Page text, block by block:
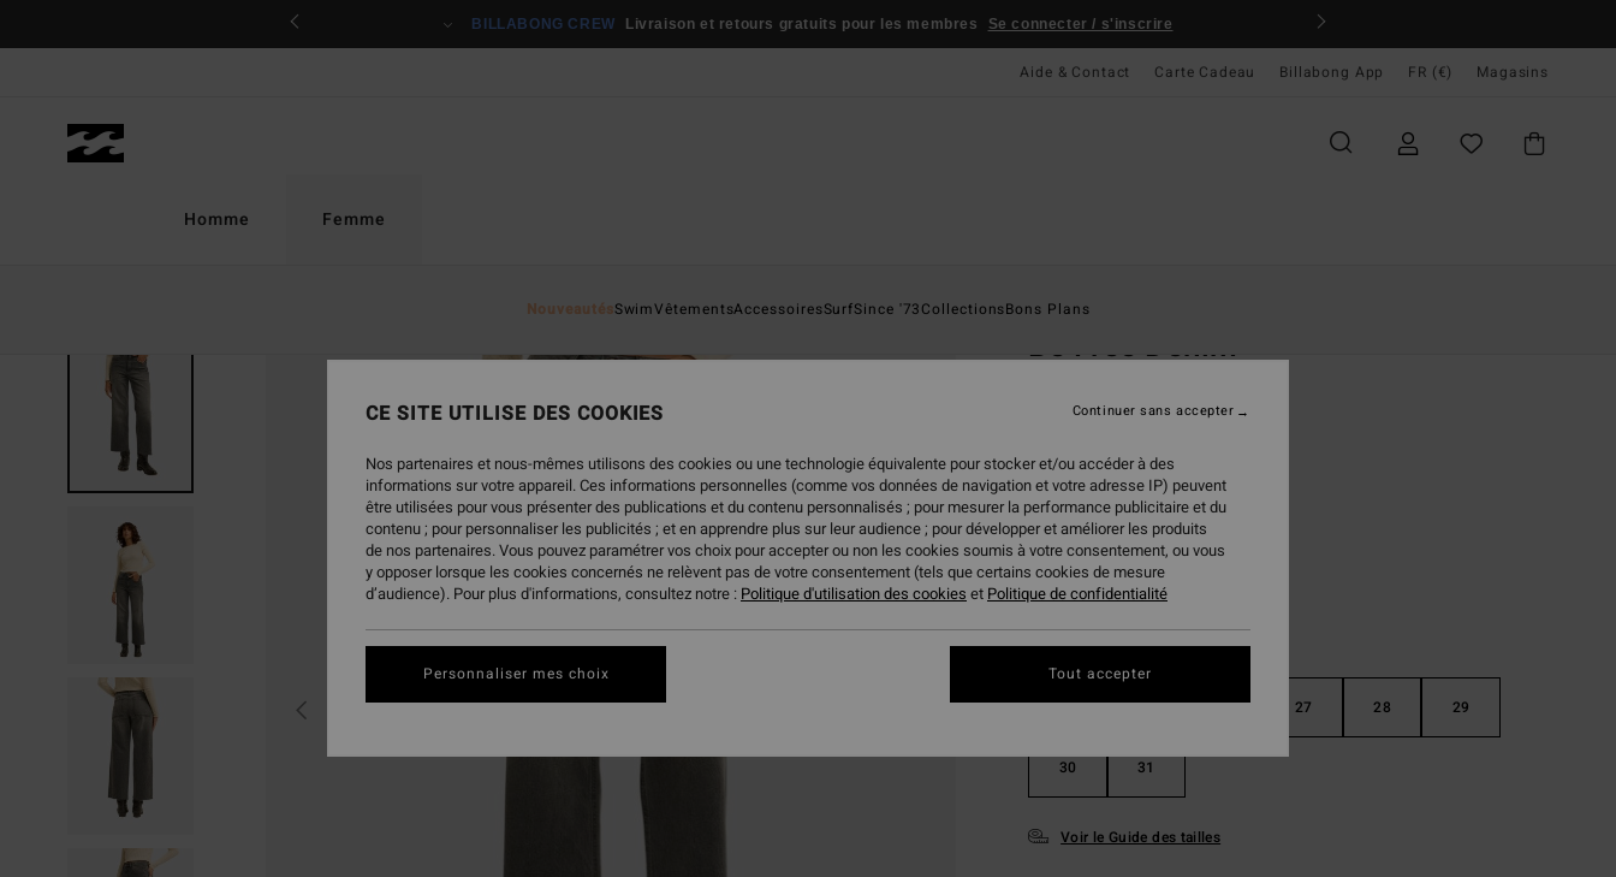
BILLABONG CREW Livraison et retours gratuits pour les membres Se connecter / s'inscrire
Aide & Contact Carte Cadeau Billabong App FR (€) Magasins
Homme Femme
NouveautésSwimVêtementsAccessoiresSurfSince '73CollectionsBons Plans
Be Free Denim
CouleurOff Black
24 25 26 27 28 29
30 31
Voir le Guide des tailles
CE SITE UTILISE DES COOKIES
Nos partenaires et nous-mêmes utilisons des cookies ou une technologie équivalente pour stocker et/ou accéder à des
informations sur votre appareil. Ces informations personnelles (comme vos données de navigation et votre adresse IP) peuvent
être utilisées pour vous présenter des publications et du contenu personnalisés ; pour mesurer la performance publicitaire et du
contenu ; pour personnaliser les publicités ; et en apprendre plus sur leur audience ; pour développer et améliorer les produits
de nos partenaires. Vous pouvez paramétrer vos choix pour accepter ou non les cookies soumis à votre consentement, ou vous
y opposer lorsque les cookies concernés ne relèvent pas de votre consentement (tels que certains cookies de mesure
d’audience). Pour plus d'informations, consultez notre : Politique d'utilisation des cookies et Politique de confidentialité
Personnaliser mes choix
Continuer sans accepter
Tout accepter